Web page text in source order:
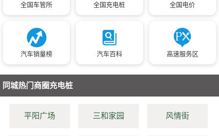
全国车管所 全国充电桩 全国电价
汽车销量榜 汽车百科 高速服务区
同城热门商圈充电桩
平阳广场 三和家园 风情街